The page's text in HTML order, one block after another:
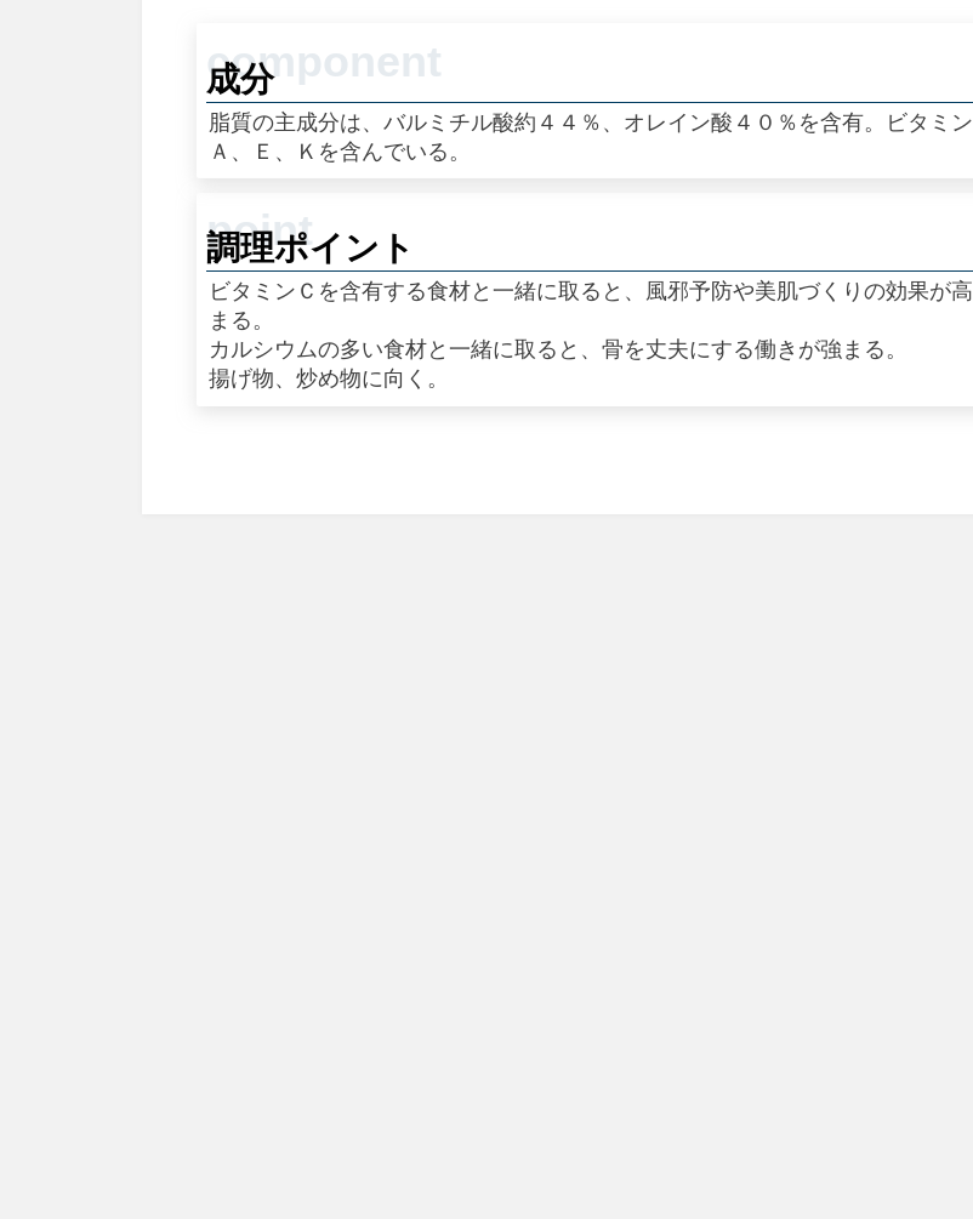
成分
脂質の主成分は、バルミチル酸約４４％、オレイン酸４０％を含有。ビタミン
Ａ、Ｅ、Ｋを含んでいる。
調理ポイント
ビタミンＣを含有する食材と一緒に取ると、風邪予防や美肌づくりの効果が高
まる。
カルシウムの多い食材と一緒に取ると、骨を丈夫にする働きが強まる。
揚げ物、炒め物に向く。